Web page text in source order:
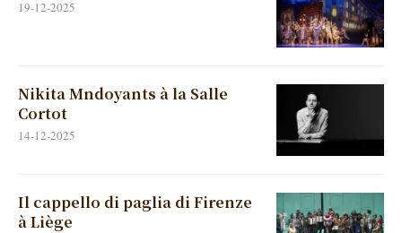
19-12-2025
Nikita Mndoyants à la Salle
Cortot
14-12-2025
Il cappello di paglia di Firenze
à Liège